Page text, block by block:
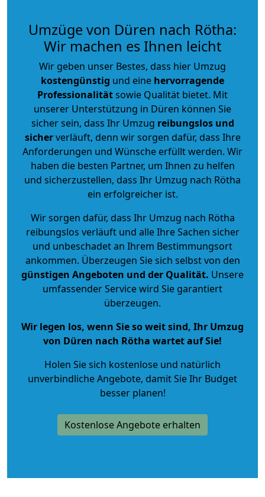
Umzüge von Düren nach Rötha:
Wir machen es Ihnen leicht
Wir geben unser Bestes, dass hier Umzug
kostengünstig und eine hervorragende
Professionalitätsowie Qualität bietet. Mit
unserer Unterstützung in Düren können Sie
sicher sein, dass Ihr Umzug reibungslos und
sicherverläuft, denn wir sorgen dafür, dass Ihre
Anforderungen und Wünsche erfüllt werden. Wir
haben die besten Partner, um Ihnen zu helfen
und sicherzustellen, dass Ihr Umzug nach Rötha
ein erfolgreicher ist.
Wir sorgen dafür, dass Ihr Umzug nach Rötha
reibungslos verläuft und alle Ihre Sachen sicher
und unbeschadet an Ihrem Bestimmungsort
ankommen. Überzeugen Sie sich selbst von den
günstigen Angeboten und der Qualität. Unsere
umfassender Service wird Sie garantiert
überzeugen.
Wir legen los, wenn Sie so weit sind, Ihr Umzug
von Düren nach Rötha wartet auf Sie!
Holen Sie sich kostenlose und natürlich
unverbindliche Angebote, damit Sie Ihr Budget
besser planen!
Kostenlose Angebote erhalten